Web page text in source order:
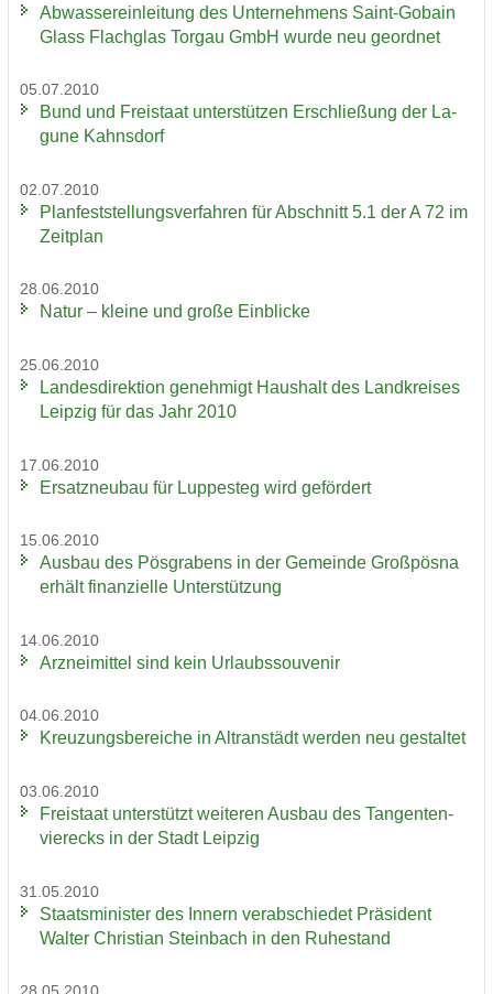
Ab­was­ser­ein­lei­tung des Un­ter­neh­mens Saint-​Gobain
Glass Flach­glas Tor­gau GmbH wurde neu ge­ord­net
05.07.2010
Bund und Frei­staat un­ter­stüt­zen Er­schlie­ßung der La­
gu­ne Kahns­dorf
02.07.2010
Plan­fest­stel­lungs­ver­fah­ren für Ab­schnitt 5.1 der A 72 im
Zeit­plan
28.06.2010
Natur – klei­ne und große Ein­bli­cke
25.06.2010
Lan­des­di­rek­ti­on ge­neh­migt Haus­halt des Land­krei­ses
Leip­zig für das Jahr 2010
17.06.2010
Er­satz­neu­bau für Lup­pe­steg wird ge­för­dert
15.06.2010
Aus­bau des Pös­gra­bens in der Ge­mein­de Groß­pös­na
er­hält fi­nan­zi­el­le Un­ter­stüt­zung
14.06.2010
Arz­nei­mit­tel sind kein Ur­laubs­sou­ve­nir
04.06.2010
Kreu­zungs­be­rei­che in Altran­städt wer­den neu ge­stal­tet
03.06.2010
Frei­staat un­ter­stützt wei­te­ren Aus­bau des Tan­gen­ten­
vier­ecks in der Stadt Leip­zig
31.05.2010
Staats­mi­nis­ter des In­nern ver­ab­schie­det Prä­si­dent
Wal­ter Chris­ti­an Stein­bach in den Ru­he­stand